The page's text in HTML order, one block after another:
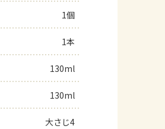
1個
1本
130ml
130ml
大さじ4